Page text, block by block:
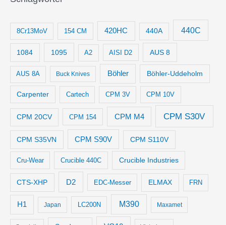
8Cr13MoV 154 CM 420HC 440A 440C
1084 1095 A2 AISI D2 AUS 8
AUS 8A Buck Knives Böhler Böhler-Uddeholm
Carpenter Cartech CPM 3V CPM 10V
CPM 20CV CPM 154 CPM M4 CPM S30V
CPM S35VN CPM S90V CPM S110V
Cru-Wear Crucible 440C Crucible Industries
CTS-XHP D2 EDC-Messer ELMAX FRN
H1 Japan LC200N M390 Maxamet